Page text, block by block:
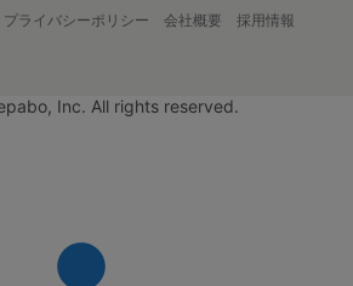
プライバシーポリシー 会社概要
採用情報
Inc. All rights reserved.